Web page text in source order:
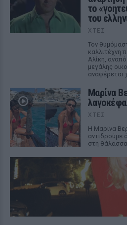
το
του
ΧΤΕΣ
Τον
καλλιτέχνη
Αλίκη,
μεγάλης
αναφέρεται
Μαρίνα
ΧΤΕΣ
Η Μαρίνα
αντιδρούμε
στη θάλασσα